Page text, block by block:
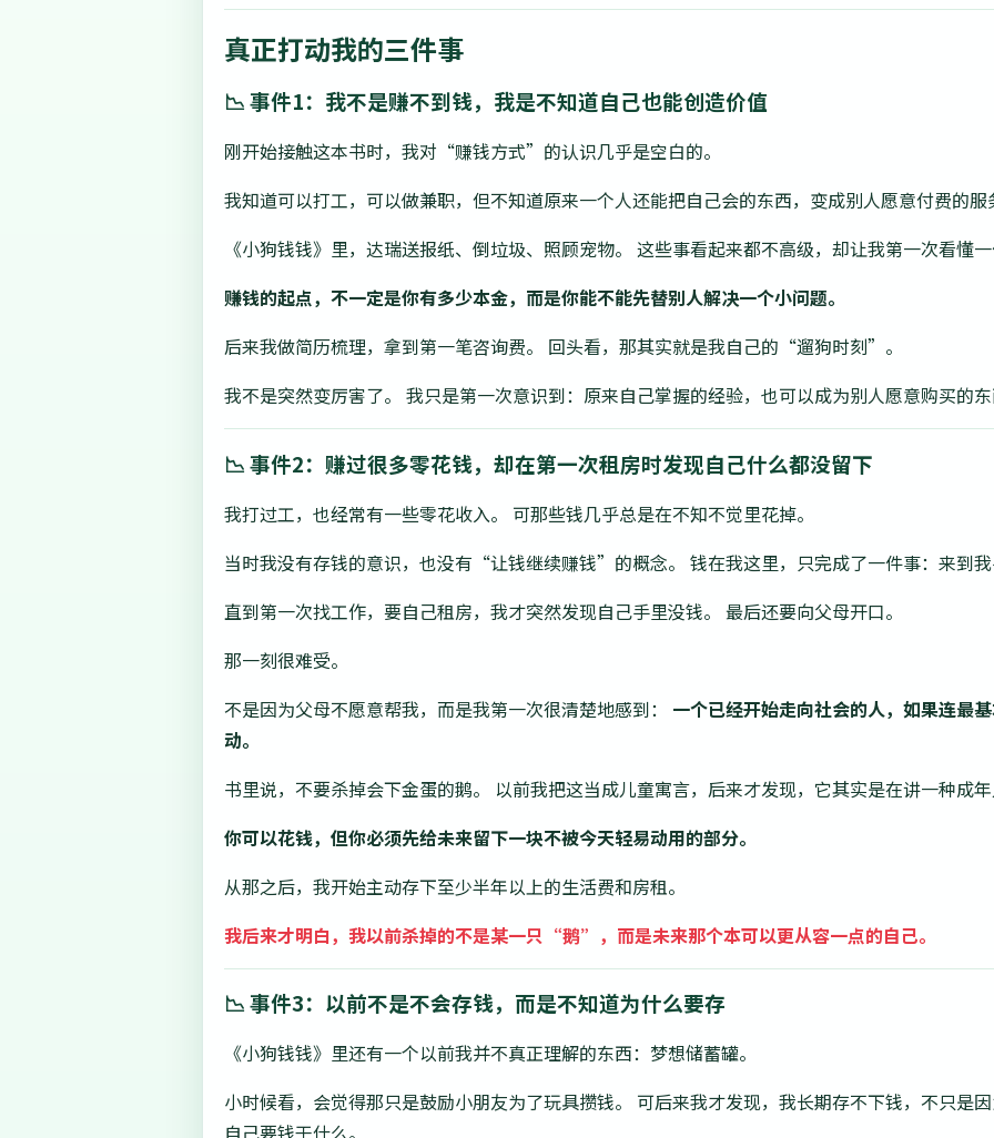
真正打动我的三件事
📉 事件1：我不是赚不到钱，我是不知道自己也能创造价值
刚开始接触这本书时，我对“赚钱方式”的认识几乎是空白的。
我知道可以打工，可以做兼职，但不知道原来一个人还能把自己会的东西，变成别人愿意付费的服
《小狗钱钱》里，达瑞送报纸、倒垃圾、照顾宠物。 这些事看起来都不高级，却让我第一次看懂
赚钱的起点，不一定是你有多少本金，而是你能不能先替别人解决一个小问题。
后来我做简历梳理，拿到第一笔咨询费。 回头看，那其实就是我自己的“遛狗时刻”。
我不是突然变厉害了。 我只是第一次意识到：原来自己掌握的经验，也可以成为别人愿意购买的
📉 事件2：赚过很多零花钱，却在第一次租房时发现自己什么都没留下
我打过工，也经常有一些零花收入。 可那些钱几乎总是在不知不觉里花掉。
当时我没有存钱的意识，也没有“让钱继续赚钱”的概念。 钱在我这里，只完成了一件事：来到
直到第一次找工作，要自己租房，我才突然发现自己手里没钱。 最后还要向父母开口。
那一刻很难受。
不是因为父母不愿意帮我，而是我第一次很清楚地感到： 一个已经开始走向社会的人，如果连最
动。
书里说，不要杀掉会下金蛋的鹅。 以前我把这当成儿童寓言，后来才发现，它其实是在讲一种成
你可以花钱，但你必须先给未来留下一块不被今天轻易动用的部分。
从那之后，我开始主动存下至少半年以上的生活费和房租。
我后来才明白，我以前杀掉的不是某一只“鹅”，而是未来那个本可以更从容一点的自己。
📉 事件3：以前不是不会存钱，而是不知道为什么要存
《小狗钱钱》里还有一个以前我并不真正理解的东西：梦想储蓄罐。
小时候看，会觉得那只是鼓励小朋友为了玩具攒钱。 可后来我才发现，我长期存不下钱，不只是
自己要钱干什么。